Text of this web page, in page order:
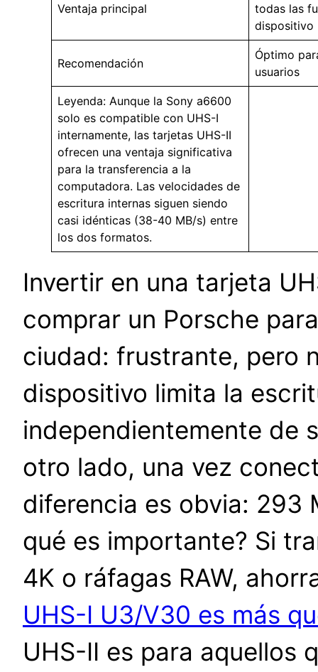
Ventaja principal
todas las
dispositivo
Recomendación
Óptimo
usuarios
Leyenda: Aunque la Sony a6600
solo es compatible con UHS-I
internamente, las tarjetas UHS-II
ofrecen una ventaja significativa
para la transferencia a la
computadora. Las velocidades de
escritura internas siguen siendo
casi idénticas (38-40 MB/s) entre
los dos formatos.
Invertir en una tarjeta
comprar un Porsche
ciudad: frustrante, pero
dispositivo limita la
independientemente de
otro lado, una vez
diferencia es obvia: 293
qué es importante? Si
4K o ráfagas RAW,
UHS-I U3/V30 es más
UHS-II es para aquellos